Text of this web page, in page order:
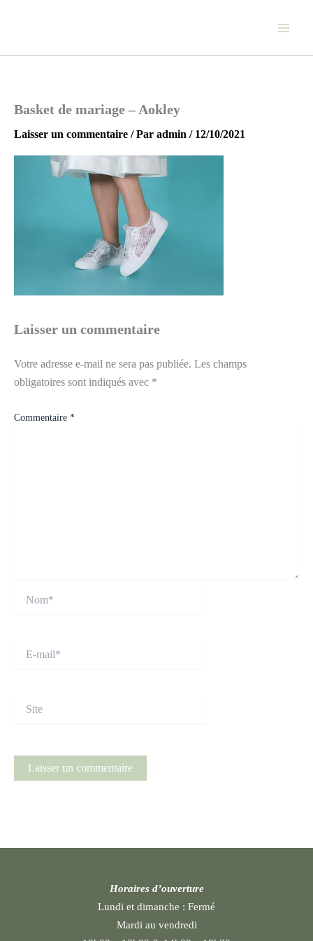
Basket de mariage – Aokley
Laisser un commentaire / Par admin / 12/10/2021
Laisser un commentaire
Votre adresse e-mail ne sera pas publiée. Les champs
obligatoires sont indiqués avec *
Commentaire *
mail*
Horaires d’ouverture
Lundi et dimanche : Fermé
Mardi au vendredi